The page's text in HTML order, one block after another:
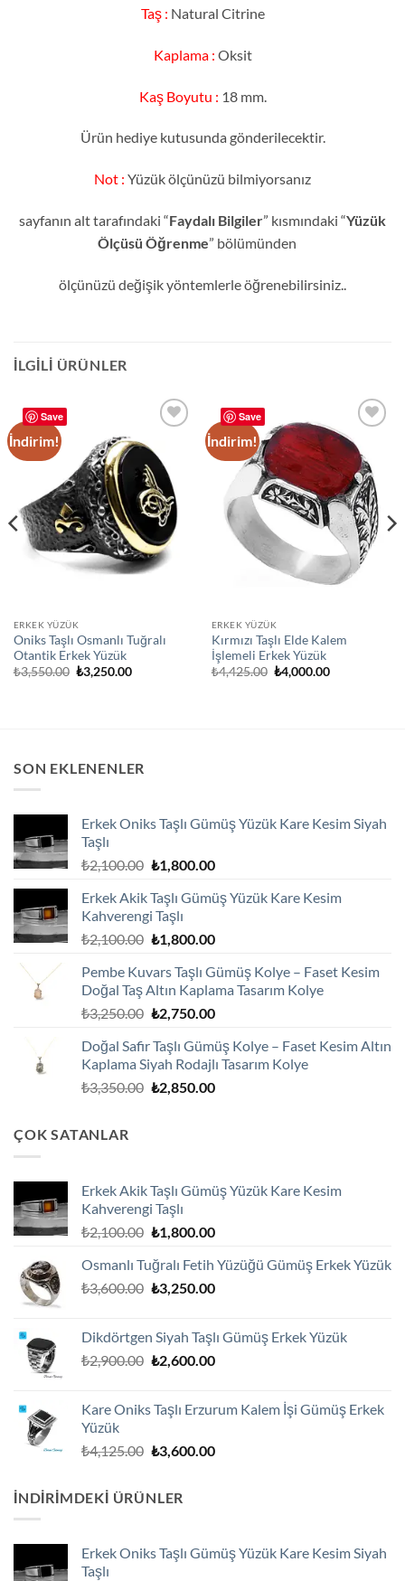
Taş : Natural Citrine
Kaplama : Oksit
Kaş Boyutu : 18 mm.
Ürün hediye kutusunda gönderilecektir.
Not : Yüzük ölçünüzü bilmiyorsanız
sayfanın alt tarafındaki “Faydalı Bilgiler” kısmındaki “Yüzük
Ölçüsü Öğrenme” bölümünden
ölçünüzü değişik yöntemlerle öğrenebilirsiniz..
İLGILI ÜRÜNLER
Save
İndirim!
wishlist
ERKEK YÜZÜK
Oniks Taşlı Osmanlı Tuğralı
Otantik Erkek Yüzük
₺3,550.00 Orijinal
fiyat:
₺3,250.00Şu
Save
İndirim!
Add to
wishlist
ERKEK YÜZÜK
Kırmızı Taşlı Elde Kalem
İşlemeli Erkek Yüzük
₺4,425.00 Orijinal
fiyat:
₺4,000.00Şu
SON EKLENENLER
Erkek Oniks Taşlı Gümüş Yüzük Kare Kesim Siyah
Taşlı
₺2,100.00 Orijinal
₺2,100.00.
₺1,800.00Şu
fiyat:
Erkek Akik Taşlı Gümüş Yüzük Kare Kesim
Kahverengi Taşlı
₺2,100.00 Orijinal
₺2,100.00.
₺1,800.00Şu
fiyat:
₺1,800.00.
Pembe Kuvars Taşlı Gümüş Kolye – Faset Kesim
Doğal Taş Altın Kaplama Tasarım Kolye
₺3,250.00 Orijinal
₺3,250.00.
₺2,750.00Şu
fiyat:
₺2,750.00.
Doğal Safir Taşlı Gümüş Kolye – Faset Kesim Altın
Kaplama Siyah Rodajlı Tasarım Kolye
₺3,350.00 Orijinal
₺2,850.00Şu
ÇOK SATANLAR
Erkek Akik Taşlı Gümüş Yüzük Kare Kesim
Kahverengi Taşlı
₺2,100.00 Orijinal
₺2,100.00.
₺1,800.00Şu
fiyat:
₺1,800.00.
Osmanlı Tuğralı Fetih Yüzüğü Gümüş Erkek Yüzük
₺3,600.00 Orijinal
₺3,250.00Şu
₺3,250.00.
Dikdörtgen Siyah Taşlı Gümüş Erkek Yüzük
₺2,900.00 Orijinal
₺2,600.00Şu
₺2,600.00.
Kare Oniks Taşlı Erzurum Kalem İşi Gümüş Erkek
Yüzük
₺4,125.00 Orijinal
₺3,600.00Şu
İNDIRIMDEKI ÜRÜNLER
Erkek Oniks Taşlı Gümüş Yüzük Kare Kesim Siyah
Taşlı